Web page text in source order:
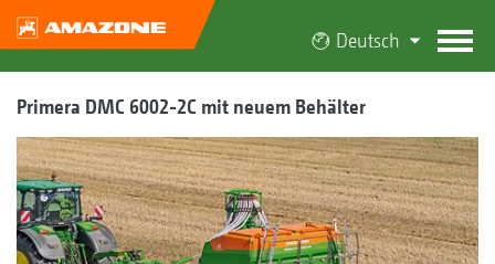
Deutsch
Primera DMC 6002-2C mit neuem Behälter